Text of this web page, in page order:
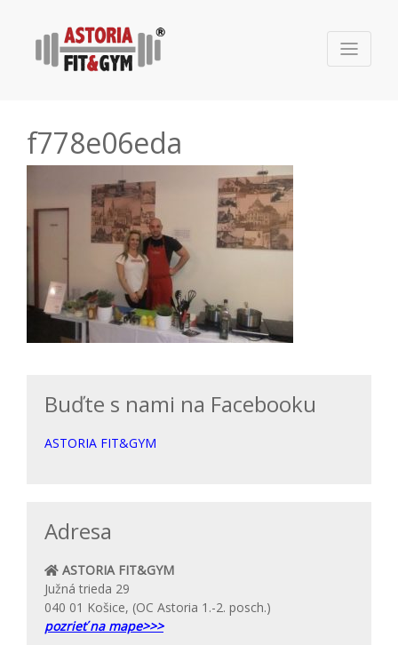
f778e06eda
Buďte s nami na Facebooku
ASTORIA FIT&GYM
Adresa
ASTORIA FIT&GYM
Južná trieda 29
040 01 Košice, (OC Astoria 1.-2. posch.)
pozrieť na mape>>>